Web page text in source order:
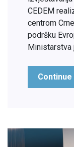
CEDEM
centrom
podršku
Ministarstva
Continue